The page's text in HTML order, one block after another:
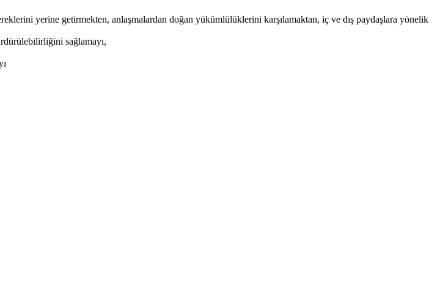
yerine getirmekten, anlaşmalardan doğan yükümlülüklerini karşılamaktan, iç ve dış paydaşlara yönelik
sağlamayı,